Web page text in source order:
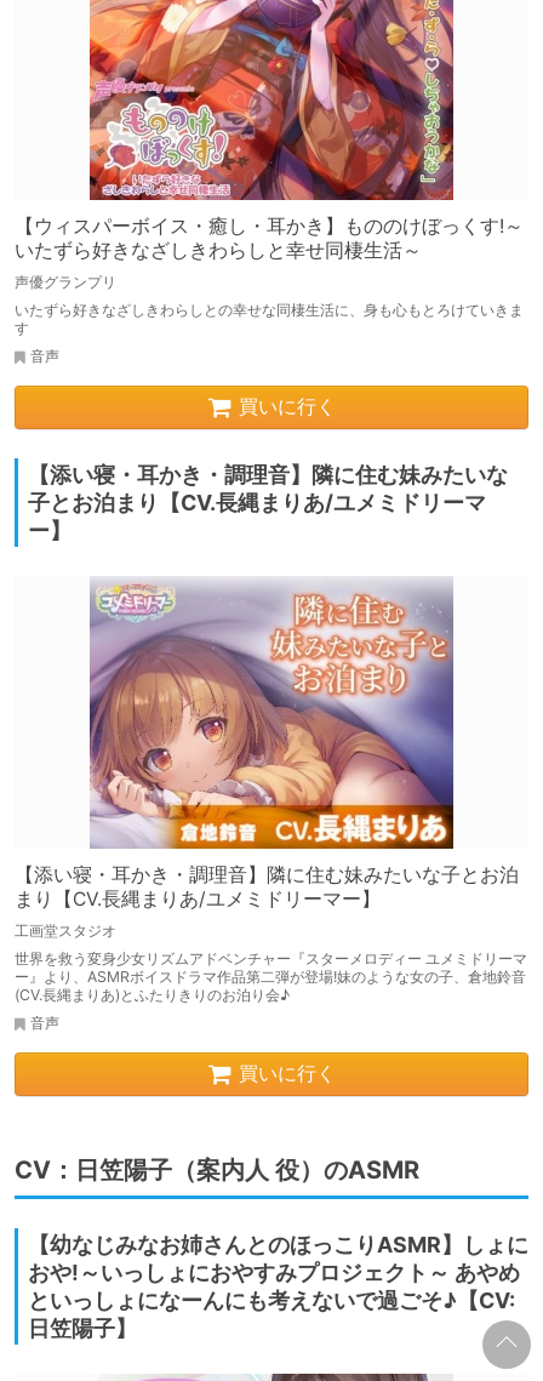
【ウィスパーボイス・癒し・耳かき】もののけぼっくす!～
いたずら好きなざしきわらしと幸せ同棲生活～
声優グランプリ
いたずら好きなざしきわらしとの幸せな同棲生活に、身も心もとろけていきま
す
音声
買いに行く
【添い寝・耳かき・調理音】隣に住む妹みたいな
子とお泊まり【CV.長縄まりあ/ユメミドリーマ
ー】
【添い寝・耳かき・調理音】隣に住む妹みたいな子とお泊
まり【CV.長縄まりあ/ユメミドリーマー】
工画堂スタジオ
世界を救う変身少女リズムアドベンチャー『スターメロディー ユメミドリーマ
ー』より、ASMRボイスドラマ作品第二弾が登場!妹のような女の子、倉地鈴音
(CV.長縄まりあ)とふたりきりのお泊り会♪
音声
買いに行く
CV：日笠陽子（案内人 役）のASMR
【幼なじみなお姉さんとのほっこりASMR】しょに
おや!～いっしょにおやすみプロジェクト～ あやめ
といっしょになーんにも考えないで過ごそ♪【CV:
日笠陽子】